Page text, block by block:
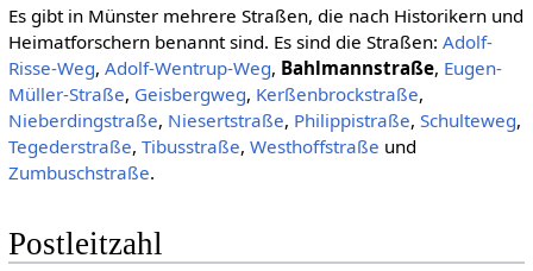
Es gibt in Münster mehrere Straßen, die nach Historikern und
Heimatforschern benannt sind. Es sind die Straßen: Adolf-
Risse-Weg, Adolf-Wentrup-Weg, Bahlmannstraße, Eugen-
Müller-Straße, Geisbergweg, Kerßenbrockstraße,
Nieberdingstraße, Niesertstraße, Philippistraße, Schulteweg,
Tegederstraße, Tibusstraße, Westhoffstraße und
Zumbuschstraße.
Postleitzahl